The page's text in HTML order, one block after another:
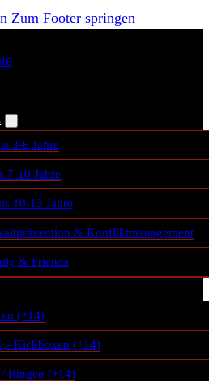
Zum Footer springen
3-6 Jahre
7-10 Jahre
10-13 Jahre
& Konfliktmanagement
& Friends
(+14)
Kickboxen (+14)
/ Ringen (+14)